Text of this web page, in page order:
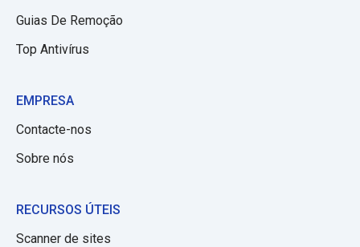
Guias De Remoção
Top Antivírus
EMPRESA
Contacte-nos
Sobre nós
RECURSOS ÚTEIS
Scanner de sites